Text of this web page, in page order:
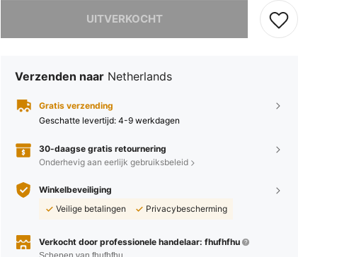
UITVERKOCHT
Verzenden naar Netherlands
Gratis verzending
Geschatte levertijd: 4-9 werkdagen
30-daagse gratis retournering
Onderhevig aan eerlijk gebruiksbeleid
Winkelbeveiliging
Veilige betalingen
Privacybescherming
Verkocht door professionele handelaar: fhufhfhu